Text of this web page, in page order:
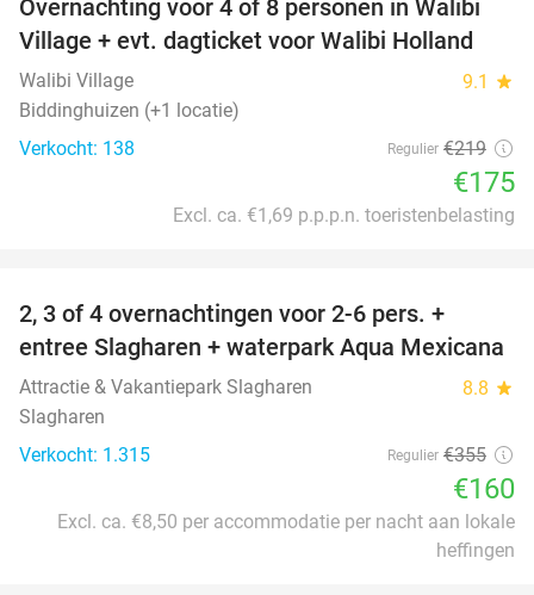
20%
Overnachting voor 4 of 8 personen in Walibi
Village + evt. dagticket voor Walibi Holland
Walibi Village 9.1 star
Biddinghuizen (+1 locatie)
Verkocht: 138
Regulier €219
€175
Excl. ca. €1,69 p.p.p.n. toeristenbelasting
2, 3 of 4 overnachtingen voor 2-6 pers. +
entree Slagharen + waterpark Aqua Mexicana
Attractie & Vakantiepark Slagharen 8.8 star
Slagharen
Verkocht: 1.315
Regulier €355
€160
Excl. ca. €8,50 per accommodatie per nacht aan lokale
heffingen